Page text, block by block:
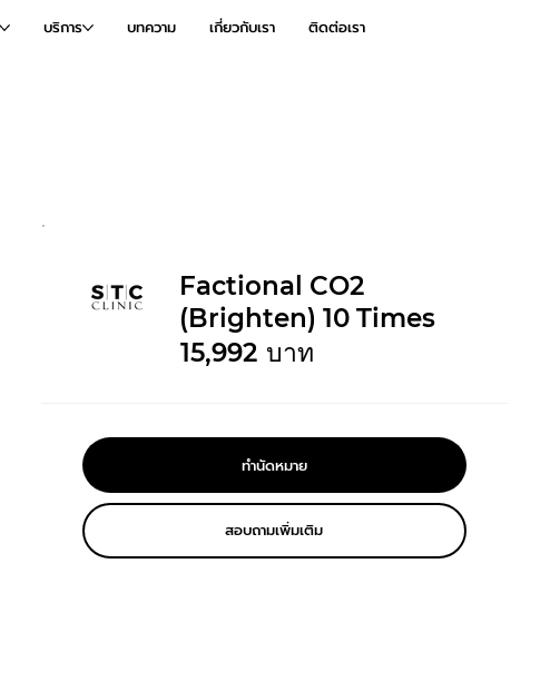
บริการ บทความ เกี่ยวกับเรา ติดต่อเรา
Factional CO2
(Brighten) 10 Times
15,992 บาท
ทำนัดหมาย
สอบถามเพิ่มเติม